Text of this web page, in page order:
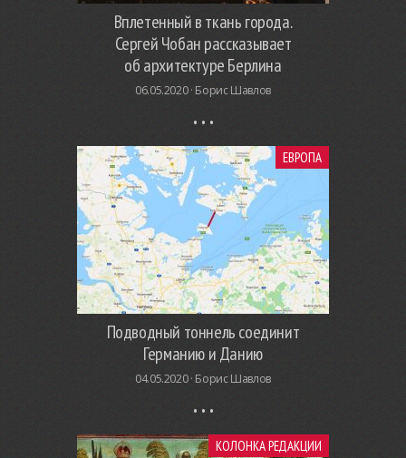
Вплетенный в ткань города.
Сергей Чобан рассказывает
об архитектуре Берлина
06.05.2020 · Борис Шавлов
ЕВРОПА
Подводный тоннель соединит
Германию и Данию
04.05.2020 · Борис Шавлов
КОЛОНКА РЕДАКЦИИ